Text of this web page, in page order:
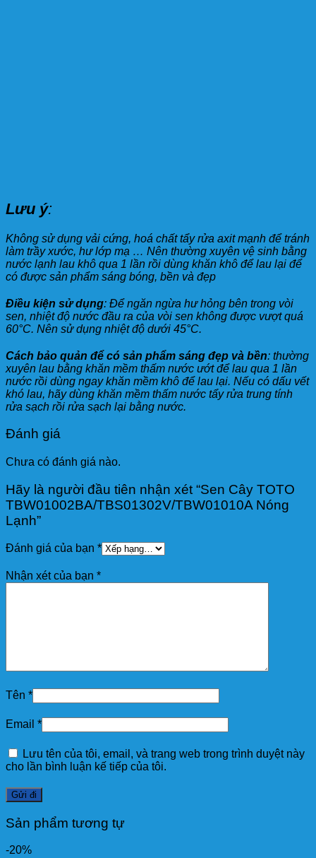
Lưu ý:
Không sử dụng vải cứng, hoá chất tẩy rửa axit mạnh để tránh
làm trầy xước, hư lớp mạ … Nên thường xuyên vệ sinh bằng
nước lạnh lau khô qua 1 lần rồi dùng khăn khô để lau lại để
có được sản phẩm sáng bóng, bền và đẹp
Điều kiện sử dụng: Để ngăn ngừa hư hỏng bên trong vòi
sen, nhiệt độ nước đầu ra của vòi sen không được vượt quá
60°C. Nên sử dụng nhiệt độ dưới 45°C.
Cách bảo quản để có sản phẩm sáng đẹp và bền: thường
xuyên lau bằng khăn mềm thấm nước ướt để lau qua 1 lần
nước rồi dùng ngay khăn mềm khô để lau lại. Nếu có dấu vết
khó lau, hãy dùng khăn mềm thấm nước tẩy rửa trung tính
rửa sạch rồi rửa sạch lại bằng nước.
Đánh giá
Chưa có đánh giá nào.
Hãy là người đầu tiên nhận xét “Sen Cây TOTO
TBW01002BA/TBS01302V/TBW01010A Nóng
Lạnh”
Đánh giá của bạn *
Nhận xét của bạn *
Tên *
Email *
Lưu tên của tôi, email, và trang web trong trình duyệt này
cho lần bình luận kế tiếp của tôi.
Sản phẩm tương tự
-20%